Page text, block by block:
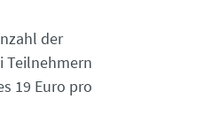
der
Teilnehmern
19 Euro pro